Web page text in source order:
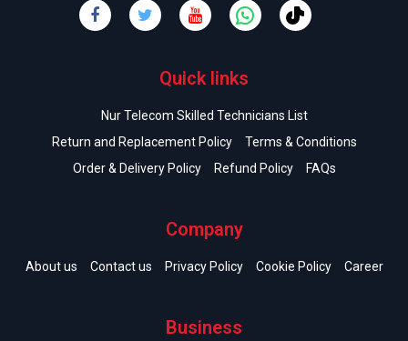
Quick links
Nur Telecom Skilled Technicians List
Return and Replacement Policy
Terms & Conditions
Order & Delivery Policy
Refund Policy FAQs
Company
About us Contact us Privacy Policy Cookie Policy Career
Business